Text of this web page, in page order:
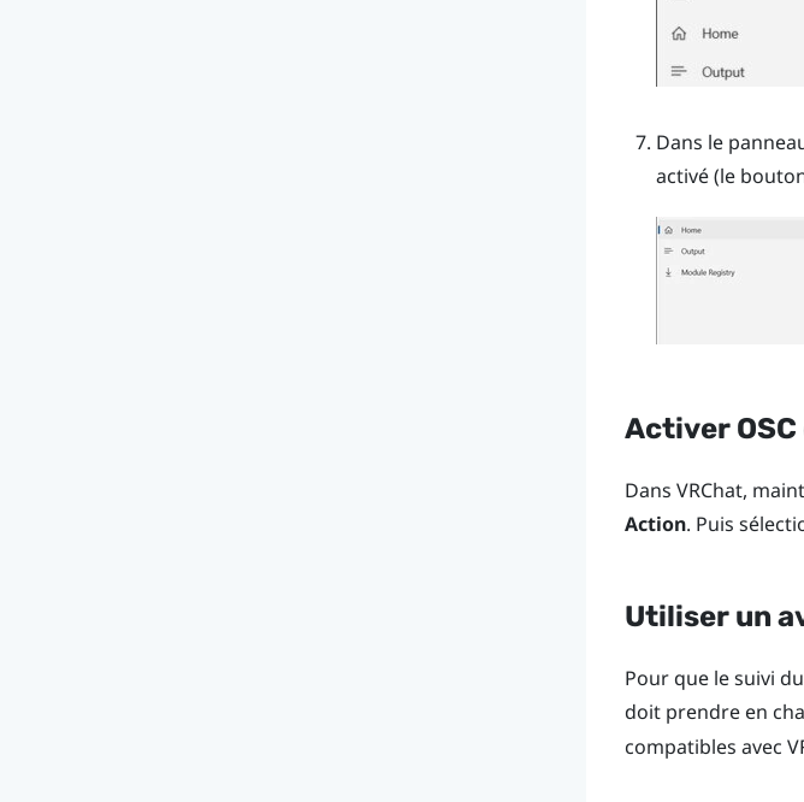
Dans le
activé (le
Activer OSC
Dans VRChat,
Action. Puis
Utiliser un
Pour que le suivi
doit prendre en
compatibles avec